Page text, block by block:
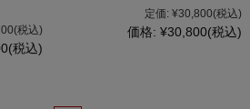
(税込)
(税込)
定価: ¥30,800(税込)
価格: ¥30,800(税込)